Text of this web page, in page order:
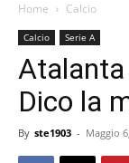
Home Calcio
Calcio Serie A
Dico la
By ste1903 - Maggio